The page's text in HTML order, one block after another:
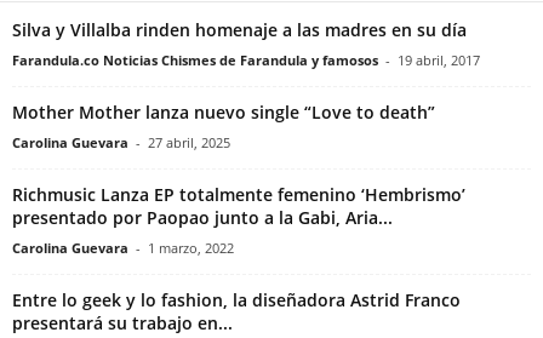
Silva y Villalba rinden homenaje a las madres en su día
Farandula.co Noticias Chismes de Farandula y famosos - 19 abril, 2017
Mother Mother lanza nuevo single “Love to death”
Carolina Guevara - 27 abril, 2025
Richmusic Lanza EP totalmente femenino ‘Hembrismo’
presentado por Paopao junto a la Gabi, Aria...
Carolina Guevara - 1 marzo, 2022
Entre lo geek y lo fashion, la diseñadora Astrid Franco
presentará su trabajo en...